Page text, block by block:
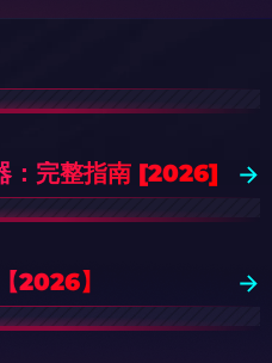
：完整指南 [2026]
2026】